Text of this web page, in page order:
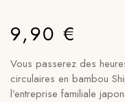
9,90 €
Vous passerez des
circulaires en bambou
l’entreprise familiale